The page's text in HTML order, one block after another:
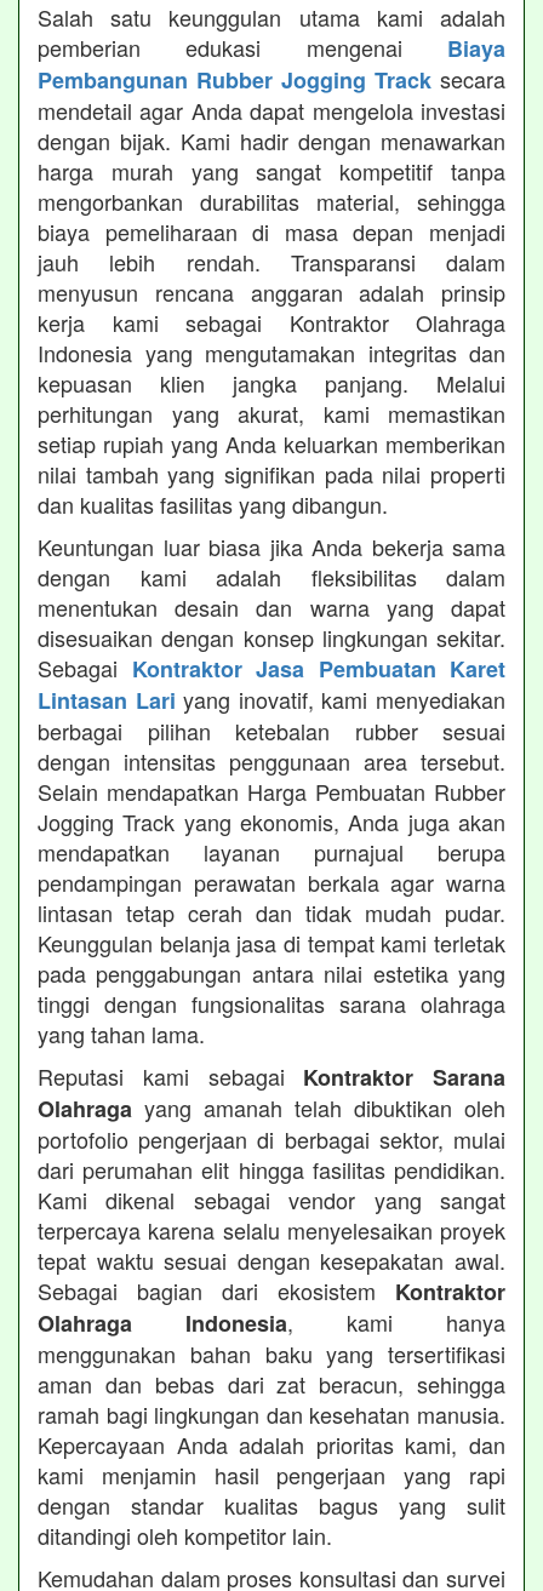
Salah satu keunggulan utama kami adalah
pemberian edukasi mengenai Biaya
Pembangunan Rubber Jogging Track secara
mendetail agar Anda dapat mengelola investasi
dengan bijak. Kami hadir dengan menawarkan
harga murah yang sangat kompetitif tanpa
mengorbankan durabilitas material, sehingga
biaya pemeliharaan di masa depan menjadi
jauh lebih rendah. Transparansi dalam
menyusun rencana anggaran adalah prinsip
kerja kami sebagai Kontraktor Olahraga
Indonesia yang mengutamakan integritas dan
kepuasan klien jangka panjang. Melalui
perhitungan yang akurat, kami memastikan
setiap rupiah yang Anda keluarkan memberikan
nilai tambah yang signifikan pada nilai properti
dan kualitas fasilitas yang dibangun.
Keuntungan luar biasa jika Anda bekerja sama
dengan kami adalah fleksibilitas dalam
menentukan desain dan warna yang dapat
disesuaikan dengan konsep lingkungan sekitar.
Sebagai Kontraktor Jasa Pembuatan Karet
Lintasan Lari yang inovatif, kami menyediakan
berbagai pilihan ketebalan rubber sesuai
dengan intensitas penggunaan area tersebut.
Selain mendapatkan Harga Pembuatan Rubber
Jogging Track yang ekonomis, Anda juga akan
mendapatkan layanan purnajual berupa
pendampingan perawatan berkala agar warna
lintasan tetap cerah dan tidak mudah pudar.
Keunggulan belanja jasa di tempat kami terletak
pada penggabungan antara nilai estetika yang
tinggi dengan fungsionalitas sarana olahraga
yang tahan lama.
Reputasi kami sebagai Kontraktor Sarana
Olahraga yang amanah telah dibuktikan oleh
portofolio pengerjaan di berbagai sektor, mulai
dari perumahan elit hingga fasilitas pendidikan.
Kami dikenal sebagai vendor yang sangat
terpercaya karena selalu menyelesaikan proyek
tepat waktu sesuai dengan kesepakatan awal.
Sebagai bagian dari ekosistem Kontraktor
Olahraga Indonesia, kami hanya
menggunakan bahan baku yang tersertifikasi
aman dan bebas dari zat beracun, sehingga
ramah bagi lingkungan dan kesehatan manusia.
Kepercayaan Anda adalah prioritas kami, dan
kami menjamin hasil pengerjaan yang rapi
dengan standar kualitas bagus yang sulit
ditandingi oleh kompetitor lain.
Kemudahan dalam proses konsultasi dan survei